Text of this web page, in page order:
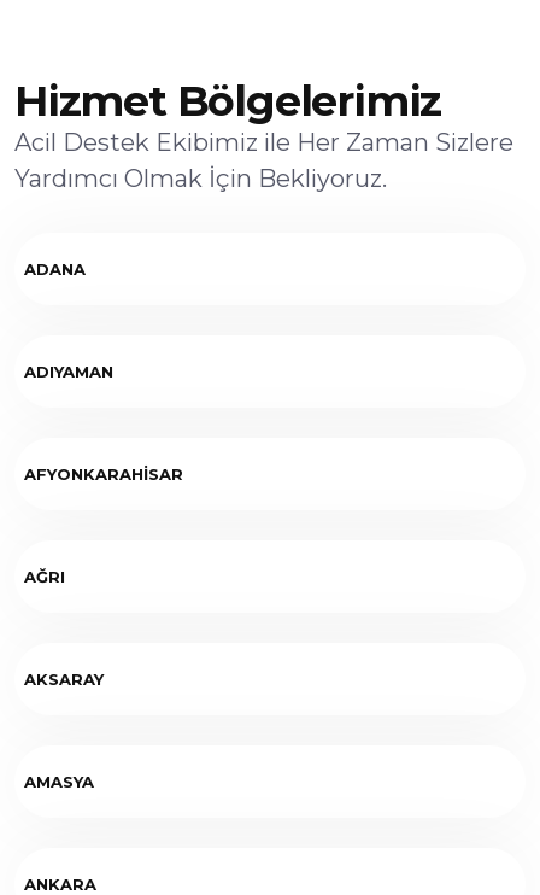
Hizmet Bölgelerimiz
Acil Destek Ekibimiz ile Her Zaman Sizlere
Yardımcı Olmak İçin Bekliyoruz.
ADANA
ADIYAMAN
AFYONKARAHİSAR
AĞRI
AKSARAY
AMASYA
ANKARA